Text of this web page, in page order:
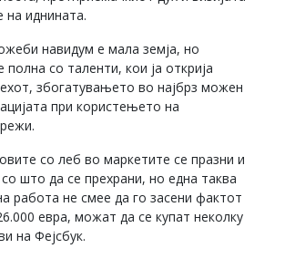
на иднината.
навидум е мала земја, но
со таленти, кои ја открија
збогатувањето во најбрз можен
при користењето на
со леб во маркетите се празни и
што да се прехрани, но една таква
работа не смее да го засени фактот
евра, можат да се купат неколку
на Фејсбук.